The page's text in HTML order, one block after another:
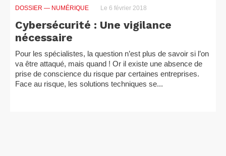
DOSSIER — NUMÉRIQUE Le 6 février 2018
Cybersécurité : Une vigilance
nécessaire
Pour les spécialistes, la question n’est plus de savoir si l’on
va être attaqué, mais quand ! Or il existe une absence de
prise de conscience du risque par certaines entreprises.
Face au risque, les solutions techniques se...